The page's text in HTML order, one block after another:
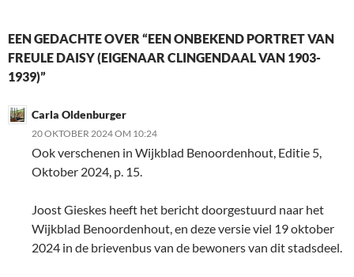
EEN GEDACHTE OVER “EEN ONBEKEND PORTRET VAN
FREULE DAISY (EIGENAAR CLINGENDAAL VAN 1903-
1939)”
Carla Oldenburger
20 OKTOBER 2024 OM 10:24
Ook verschenen in Wijkblad Benoordenhout, Editie 5,
Oktober 2024, p. 15.
Joost Gieskes heeft het bericht doorgestuurd naar het
Wijkblad Benoordenhout, en deze versie viel 19 oktober
2024 in de brievenbus van de bewoners van dit stadsdeel.